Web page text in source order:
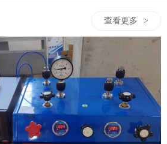
查看更多 >